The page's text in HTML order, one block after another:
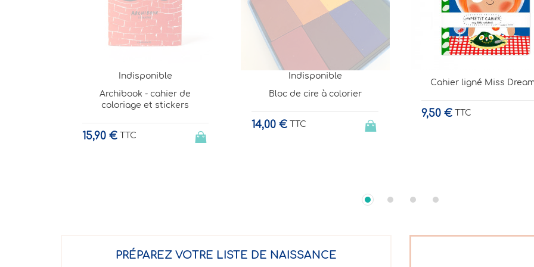
Indisponible
Bloc de cire à colorier
Cahier ligné Miss Dreamz
PRÉPAREZ VOTRE LISTE DE NAISSANCE